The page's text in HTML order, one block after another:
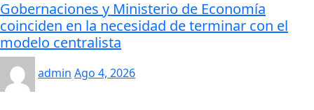
Gobernaciones y Ministerio de Economía
coinciden en la necesidad de terminar con el
modelo centralista
admin Ago 4, 2026